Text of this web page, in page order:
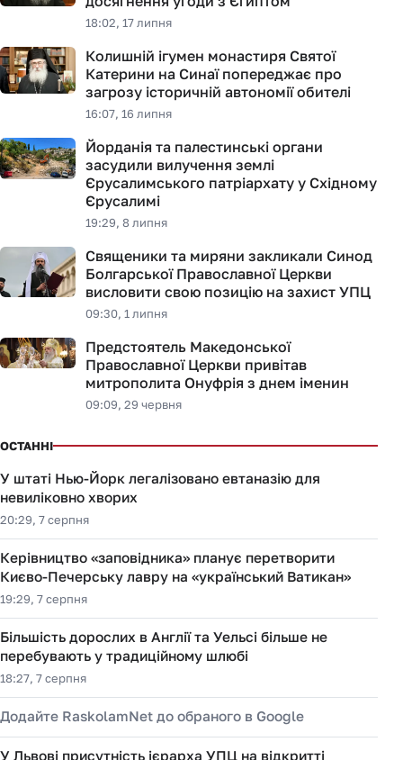
18:02, 17 липня
Колишній ігумен монастиря Святої
Катерини на Синаї попереджає про
загрозу історичній автономії обителі
16:07, 16 липня
Йорданія та палестинські органи
засудили вилучення землі
Єрусалимського патріархату у Східному
Єрусалимі
19:29, 8 липня
Священики та миряни закликали Синод
Болгарської Православної Церкви
висловити свою позицію на захист УПЦ
09:30, 1 липня
Предстоятель Македонської
Православної Церкви привітав
митрополита Онуфрія з днем іменин
09:09, 29 червня
ОСТАННІ
У штаті Нью-Йорк легалізовано евтаназію для
невиліковно хворих
20:29, 7 серпня
Керівництво «заповідника» планує перетворити
Києво-Печерську лавру на «український Ватикан»
19:29, 7 серпня
Більшість дорослих в Англії та Уельсі більше не
перебувають у традиційному шлюбі
18:27, 7 серпня
Додайте RaskolamNet до обраного в Google
У Львові присутність ієрарха УПЦ на відкритті